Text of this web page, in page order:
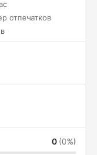
отпечатков
0 (0%)